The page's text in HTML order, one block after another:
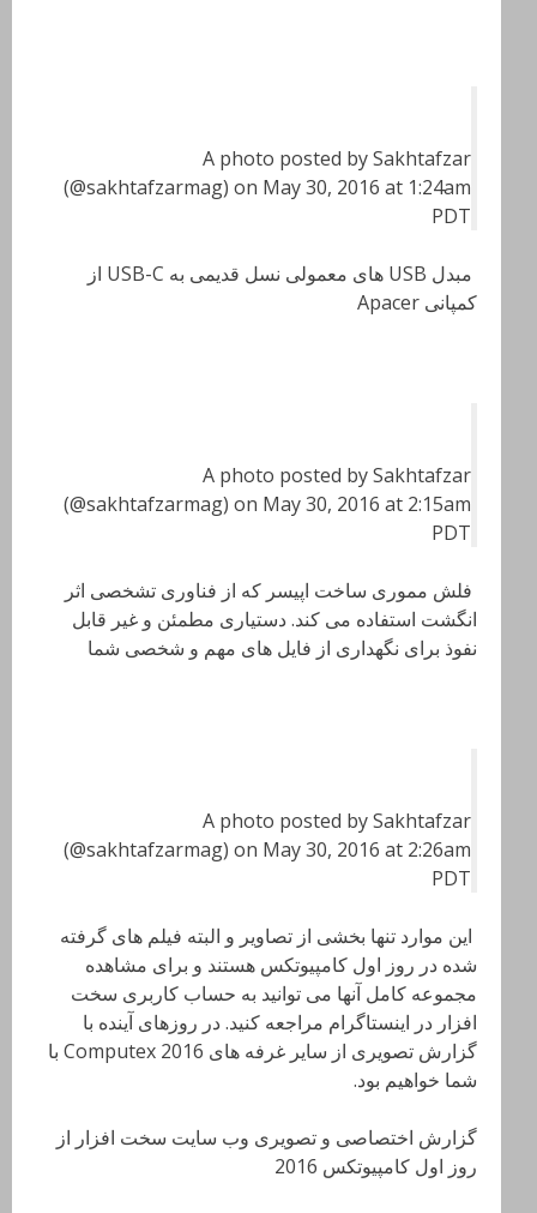
A photo posted by Sakhtafzar
(@sakhtafzarmag) on May 30, 2016 at 1:24am
PDT
مبدل USB های معمولی نسل قدیمی به USB-C از
کمپانی Apacer
A photo posted by Sakhtafzar
(@sakhtafzarmag) on May 30, 2016 at 2:15am
PDT
فلش مموری ساخت اپیسر که از فناوری تشخصی اثر
انگشت استفاده می کند. دستیاری مطمئن و غیر قابل
نفوذ برای نگهداری از فایل های مهم و شخصی شما
A photo posted by Sakhtafzar
(@sakhtafzarmag) on May 30, 2016 at 2:26am
PDT
این موارد تنها بخشی از تصاویر و البته فیلم های گرفته
شده در روز اول کامپیوتکس هستند و برای مشاهده
مجموعه کامل آنها می توانید به حساب کاربری سخت
افزار در اینستاگرام مراجعه کنید. در روزهای آینده با
گزارش تصویری از سایر غرفه های Computex 2016 با
شما خواهیم بود.
گزارش اختصاصی و تصویری وب سایت سخت افزار از
روز اول کامپیوتکس 2016